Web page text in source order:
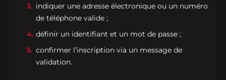
indiquer une adresse électronique ou un numéro
de téléphone valide ;
définir un identifiant et un mot de passe ;
confirmer l’inscription via un message de
validation.